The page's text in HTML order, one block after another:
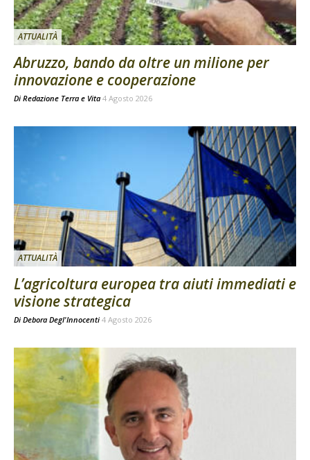
ATTUALITÀ
Abruzzo, bando da oltre un milione per
innovazione e cooperazione
Di Redazione Terra e Vita 4 Agosto 2026
ATTUALITÀ
L’agricoltura europea tra aiuti immediati e
visione strategica
Di Debora Degl'Innocenti 4 Agosto 2026